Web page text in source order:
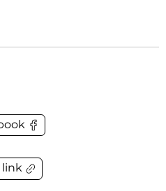
link